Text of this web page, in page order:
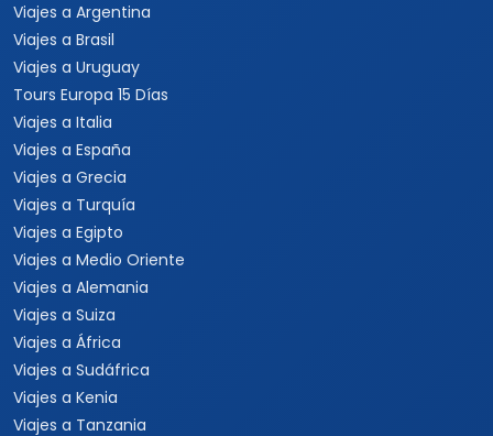
Viajes a Argentina
Viajes a Brasil
Viajes a Uruguay
Tours Europa 15 Días
Viajes a Italia
Viajes a España
Viajes a Grecia
Viajes a Turquía
Viajes a Egipto
Viajes a Medio Oriente
Viajes a Alemania
Viajes a Suiza
Viajes a África
Viajes a Sudáfrica
Viajes a Kenia
Viajes a Tanzania